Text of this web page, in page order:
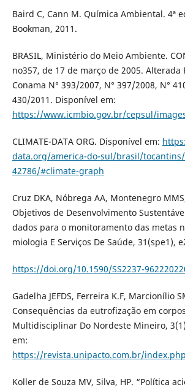
Baird C, Cann M. Química Ambiental. 4ª
Bookman, 2011.
BRASIL, Ministério do Meio Ambiente.
no357, de 17 de março de 2005. Alterada
Conama N° 393/2007, N° 397/2008, N°
430/2011. Disponível em:
https://www.icmbio.gov.br/cepsul/
CLIMATE-DATA ORG. Disponível em:
data.org/america-do-sul/brasil/
42786/#climate-graph
Cruz DKA, Nóbrega AA, Montenegro
Objetivos de Desenvolvimento
dados para o monitoramento das metas
miologia E Serviços De Saúde, 31(spe1),
https://doi.org/10.1590/SS2237-
Gadelha JEFDS, Ferreira K.F, Marcionílio
Consequências da eutrofização em
Multidisciplinar Do Nordeste Mineiro,
em:
https://revista.unipacto.com.br/
Koller de Souza MV, Silva, HP. “Política